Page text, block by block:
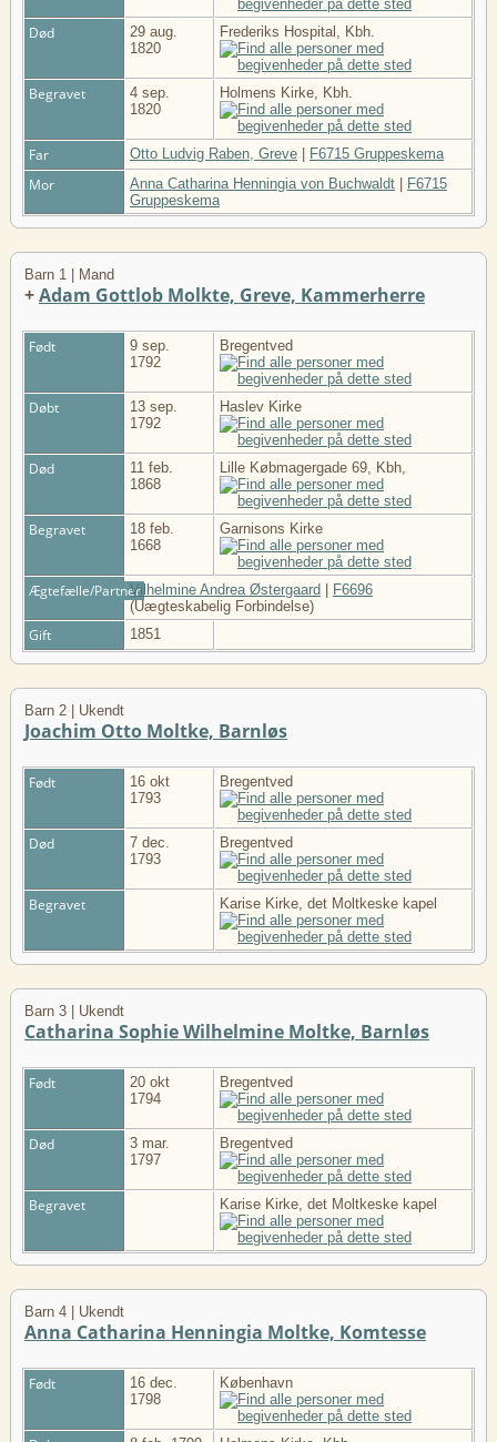
Død
29 aug.
1820
Frederiks Hospital, Kbh.
Begravet
4 sep.
1820
Holmens Kirke, Kbh.
Far Otto Ludvig Raben, Greve F6715 Gruppeskema
Mor Anna Catharina Henningia von Buchwaldt
F6715
Gruppeskema
Barn 1 | Mand
+Adam Gottlob Molkte, Greve, Kammerherre
Født
9 sep.
1792
Bregentved
Døbt
13 sep.
1792
Haslev Kirke
Død
11 feb.
1868
Lille Købmagergade 69, Kbh,
Begravet
18 feb.
1668
Garnisons Kirke
Ægtefælle/PartnerVilhelmine Andrea Østergaard
F6696
(Uægteskabelig Forbindelse)
Gift 1851
Barn 2 | Ukendt
Joachim Otto Moltke, Barnløs
Født
16 okt
1793
Bregentved
Død
7 dec.
1793
Bregentved
Begravet Karise Kirke, det Moltkeske kapel
Barn 3 | Ukendt
Catharina Sophie Wilhelmine Moltke, Barnløs
Født
20 okt
1794
Bregentved
Død
3 mar.
1797
Bregentved
Begravet Karise Kirke, det Moltkeske kapel
Barn 4 | Ukendt
Anna Catharina Henningia Moltke, Komtesse
Født
16 dec.
1798
København